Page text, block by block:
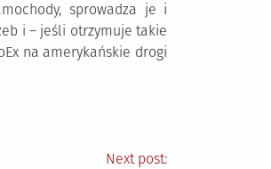
sprowadza je i
i – jeśli otrzymuje takie
na amerykańskie drogi
Next post: